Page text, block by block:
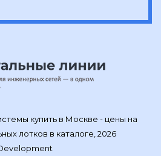
купить в Москве - цены на
лотков в каталоге, 2026